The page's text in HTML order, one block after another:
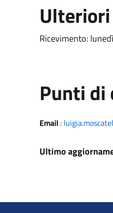
Ricevimento:
Punti
Email:
Ultimo